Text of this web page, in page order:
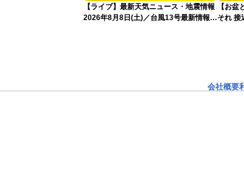
【ライブ】最新天気ニュース・地震情報
2026年8月8日(土)／台風13号最新情報
【お
それ 接
会社概要